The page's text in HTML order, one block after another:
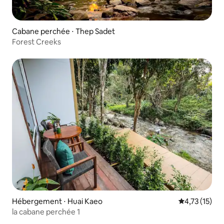
Cabane perchée ⋅ Thep Sadet
Forest Creeks
Hébergement ⋅ Huai Kaeo Évaluation
4,73 (15)
la cabane perchée 1